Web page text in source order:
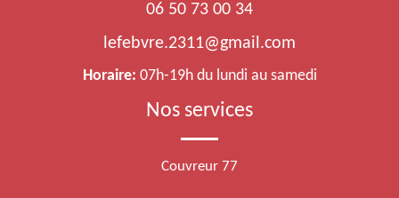
06 50 73 00 34
lefebvre.2311@gmail.com
Horaire: 07h-19h du lundi au samedi
Nos services
Couvreur 77